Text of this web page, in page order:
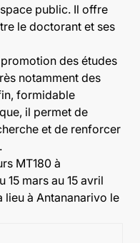
public. Il offre
le doctorant et ses
des études
notamment des
formidable
il permet de
et de renforcer
MT180 à
mars au 15 avril
lieu à Antananarivo le